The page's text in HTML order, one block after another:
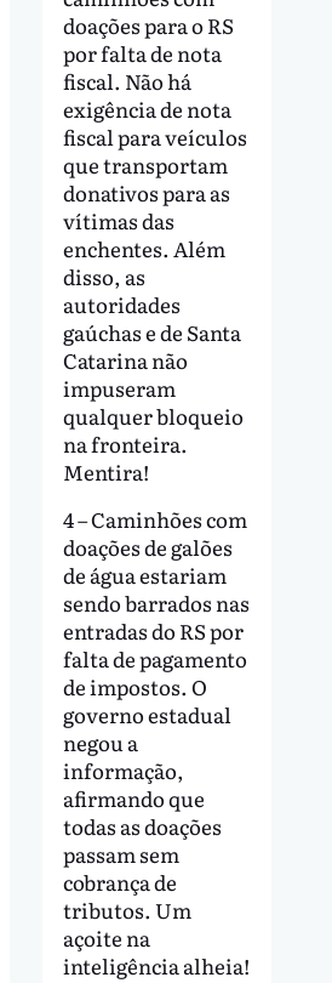
doações para o RS
por falta de nota
fiscal. Não há
exigência de nota
fiscal para veículos
que transportam
donativos para as
vítimas das
enchentes. Além
disso, as
autoridades
gaúchas e de Santa
Catarina não
impuseram
qualquer bloqueio
na fronteira.
Mentira!
4 – Caminhões com
doações de galões
de água estariam
sendo barrados nas
entradas do RS por
falta de pagamento
de impostos. O
governo estadual
negou a
informação,
afirmando que
todas as doações
passam sem
cobrança de
tributos. Um
açoite na
inteligência alheia!